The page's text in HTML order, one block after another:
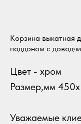
Корзина выкатная
поддоном с
Цвет - хром
Размер,мм
Уважаемые